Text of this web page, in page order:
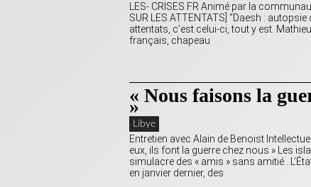
LES- CRISES.FR Animé par la
SUR LES ATTENTATS] “Daesh :
attentats, c’est celui-ci, tout y est.
français, chapeau
« Nous faisons la
»
Libye
Entretien avec Alain de Benoist
eux, ils font la guerre chez nous » Les
simulacre des « amis » sans
en janvier dernier, des